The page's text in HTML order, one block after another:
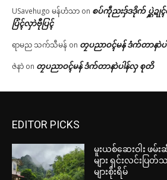
USavehugo မန်ဟံသာ on စပ်ကဵုညးဒှ်ဒဒိုက် ပ္ဋဲ
ပြံၚ်လှာဲဗီုပြၚ်
ရာမည သက်သီမန် on တၠပညာဝၚ်မန် ဒံက်တာနာဲ
ဇဲနာဲ on တၠပညာဝၚ်မန် ဒံက်တာနာဲပါန်လှ စုတိ
EDITOR PICKS
မူးယစ်ဆေးဝါး ဖမ်
များ ရှင်းလင်းပြ
များစိုးရိမ်